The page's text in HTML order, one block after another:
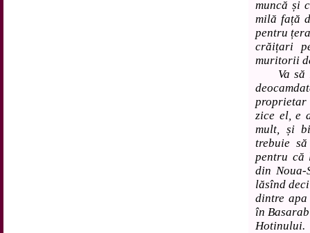
muncă și
milă față
pentru
crăițari
muritorii
Va să
zice el, e
mult, și
trebuie
pentru că
din
lăsînd
dintre
în
Hotinului.